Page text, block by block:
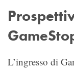
L’ingresso di